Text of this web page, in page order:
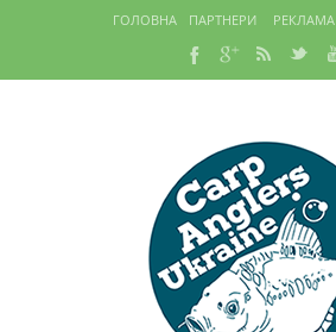
ГОЛОВНА ПАРТНЕРИ РЕКЛАМА